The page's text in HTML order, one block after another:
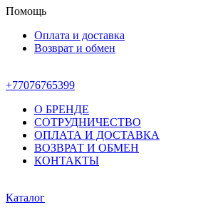
Помощь
Оплата и доставка
Возврат и обмен
+77076765399
О БРЕНДЕ
СОТРУДНИЧЕСТВО
ОПЛАТА И ДОСТАВКА
ВОЗВРАТ И ОБМЕН
КОНТАКТЫ
Каталог